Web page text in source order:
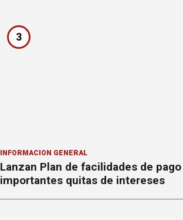
3
INFORMACION GENERAL
Lanzan Plan de facilidades de
importantes quitas de intereses